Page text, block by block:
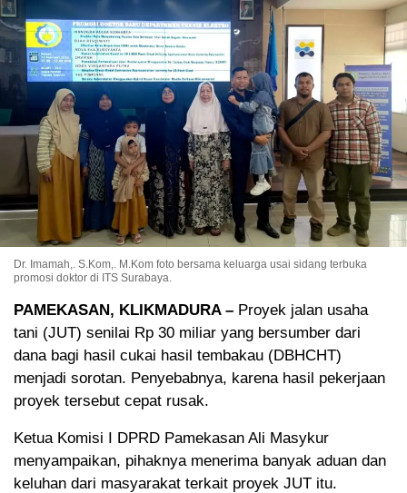
Dr. Imamah,. S.Kom,. M.Kom foto bersama keluarga usai sidang terbuka
promosi doktor di ITS Surabaya.
PAMEKASAN, KLIKMADURA – Proyek jalan usaha
tani (JUT) senilai Rp 30 miliar yang bersumber dari
dana bagi hasil cukai hasil tembakau (DBHCHT)
menjadi sorotan. Penyebabnya, karena hasil pekerjaan
proyek tersebut cepat rusak.
Ketua Komisi I DPRD Pamekasan Ali Masykur
menyampaikan, pihaknya menerima banyak aduan dan
keluhan dari masyarakat terkait proyek JUT itu.